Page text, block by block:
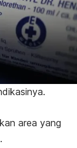
area yang